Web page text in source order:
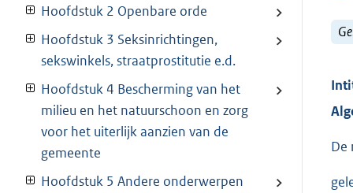
Hoofdstuk 2 Openbare orde
Hoofdstuk 3 Seksinrichtingen,
sekswinkels, straatprostitutie e.d.
Hoofdstuk 4 Bescherming van het
milieu en het natuurschoon en zorg
voor het uiterlijk aanzien van de
gemeente
Hoofdstuk 5 Andere onderwerpen
De